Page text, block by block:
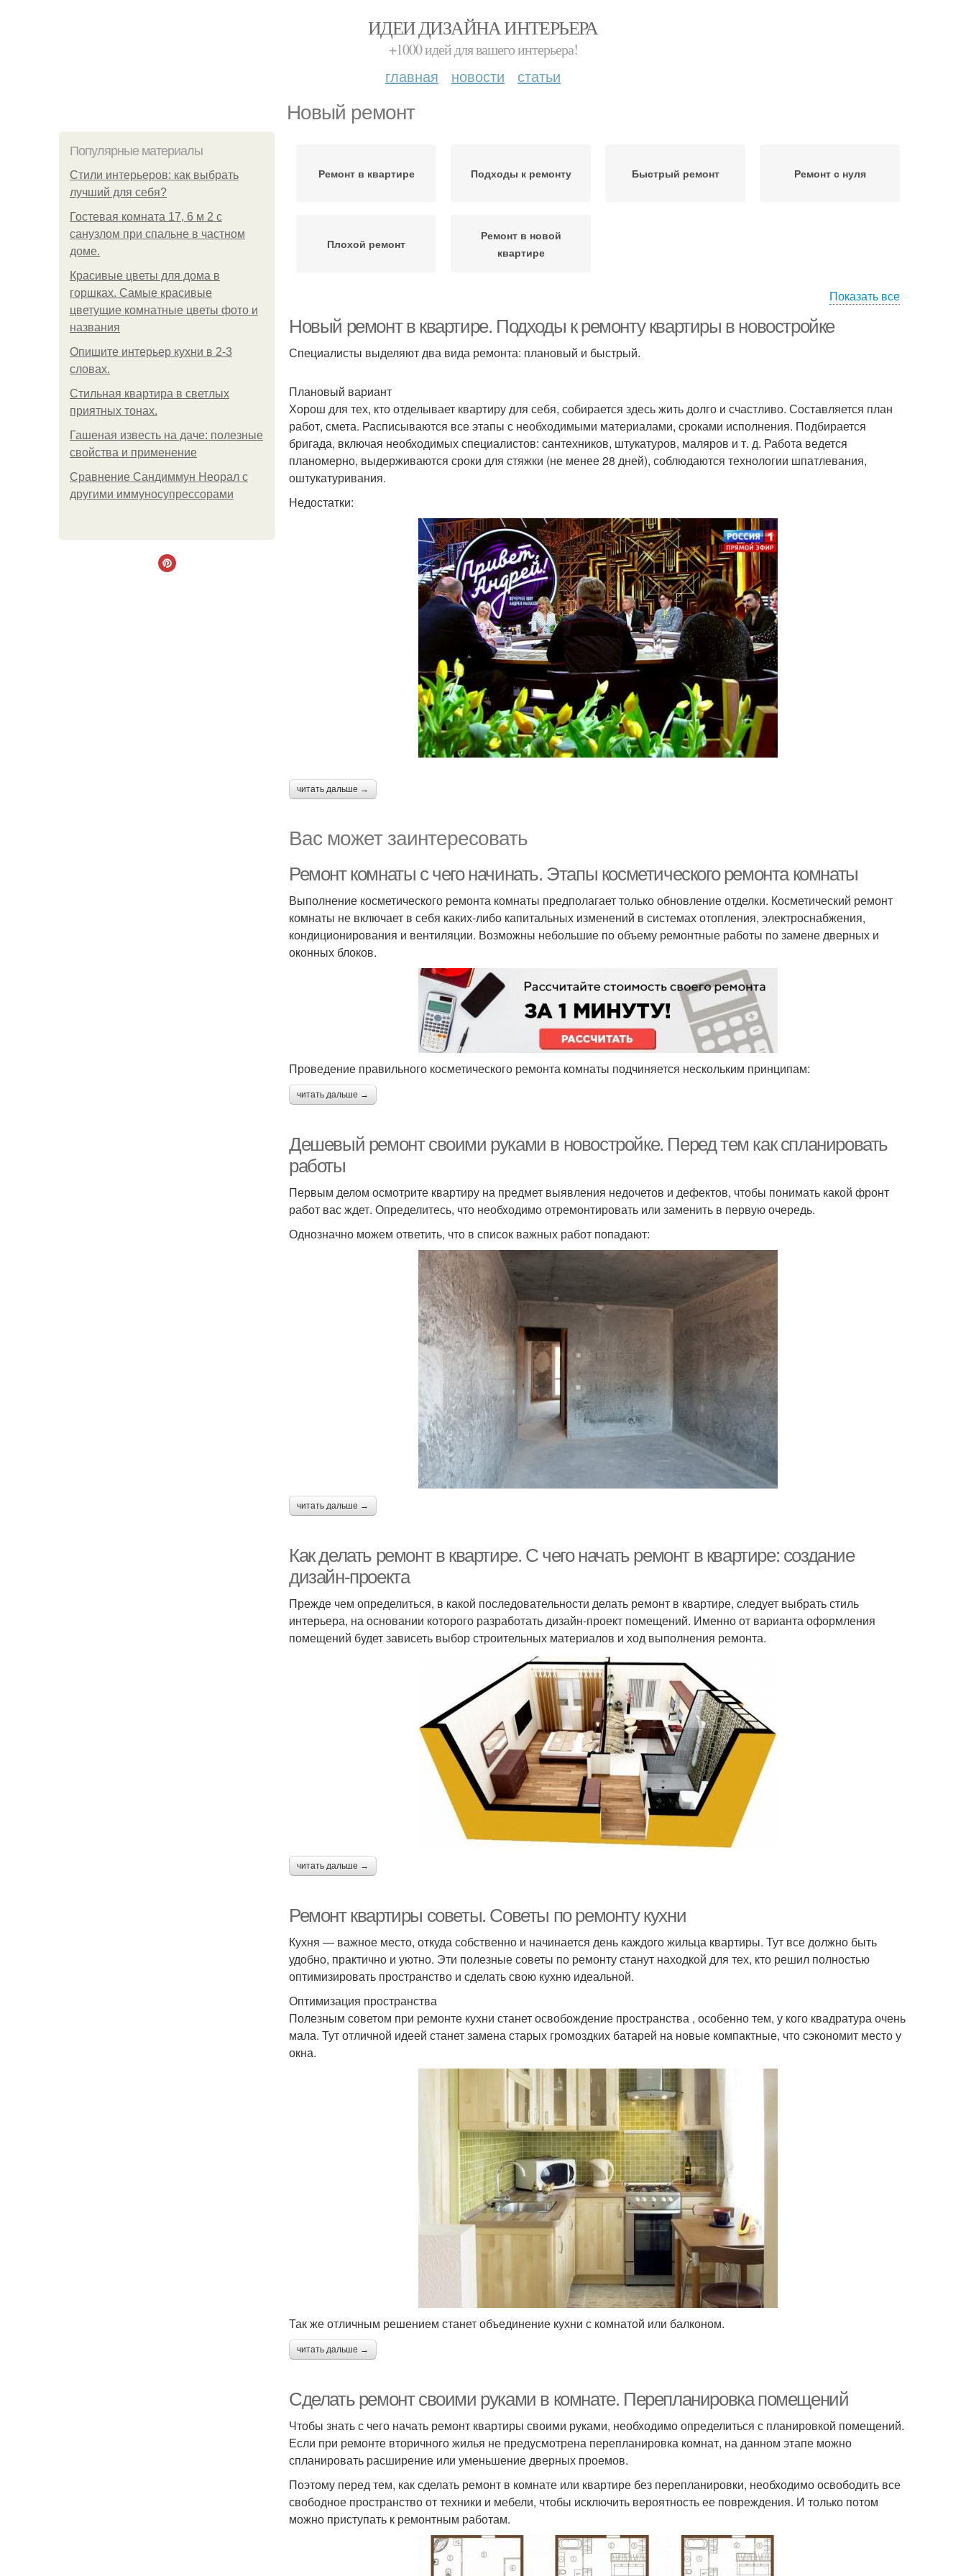
ИДЕИ ДИЗАЙНА ИНТЕРЬЕРА
+1000 идей для вашего интерьера!
главная новости статьи
Новый ремонт
Популярные материалы
Стили интерьеров: как выбрать
лучший для себя?
Гостевая комната 17, 6 м 2 с
санузлом при спальне в частном
доме.
Красивые цветы для дома в
горшках. Самые красивые
цветущие комнатные цветы фото и
названия
Опишите интерьер кухни в 2-3
словах.
Стильная квартира в светлых
приятных тонах.
Гашеная известь на даче: полезные
свойства и применение
Сравнение Сандиммун Неорал с
другими иммуносупрессорами
Ремонт в квартире Подходы к ремонту Быстрый ремонт Ремонт с нуля
Плохой ремонт
Ремонт в новой
квартире
Показать все
Новый ремонт в квартире. Подходы к ремонту квартиры в новостройке
Специалисты выделяют два вида ремонта: плановый и быстрый.
Плановый вариант
Хорош для тех, кто отделывает квартиру для себя, собирается здесь жить долго и счастливо. Составляется план
работ, смета. Расписываются все этапы с необходимыми материалами, сроками исполнения. Подбирается
бригада, включая необходимых специалистов: сантехников, штукатуров, маляров и т. д. Работа ведется
планомерно, выдерживаются сроки для стяжки (не менее 28 дней), соблюдаются технологии шпатлевания,
оштукатуривания.
Недостатки:
читать дальше →
Вас может заинтересовать
Ремонт комнаты с чего начинать. Этапы косметического ремонта комнаты
Выполнение косметического ремонта комнаты предполагает только обновление отделки. Косметический ремонт
комнаты не включает в себя каких-либо капитальных изменений в системах отопления, электроснабжения,
кондиционирования и вентиляции. Возможны небольшие по объему ремонтные работы по замене дверных и
оконных блоков.
Проведение правильного косметического ремонта комнаты подчиняется нескольким принципам:
читать дальше →
Дешевый ремонт своими руками в новостройке. Перед тем как спланировать
работы
Первым делом осмотрите квартиру на предмет выявления недочетов и дефектов, чтобы понимать какой фронт
работ вас ждет. Определитесь, что необходимо отремонтировать или заменить в первую очередь.
Однозначно можем ответить, что в список важных работ попадают:
читать дальше →
Как делать ремонт в квартире. С чего начать ремонт в квартире: создание
дизайн-проекта
Прежде чем определиться, в какой последовательности делать ремонт в квартире, следует выбрать стиль
интерьера, на основании которого разработать дизайн-проект помещений. Именно от варианта оформления
помещений будет зависеть выбор строительных материалов и ход выполнения ремонта.
читать дальше →
Ремонт квартиры советы. Советы по ремонту кухни
Кухня — важное место, откуда собственно и начинается день каждого жильца квартиры. Тут все должно быть
удобно, практично и уютно. Эти полезные советы по ремонту станут находкой для тех, кто решил полностью
оптимизировать пространство и сделать свою кухню идеальной.
Оптимизация пространства
Полезным советом при ремонте кухни станет освобождение пространства , особенно тем, у кого квадратура очень
мала. Тут отличной идеей станет замена старых громоздких батарей на новые компактные, что сэкономит место у
окна.
Так же отличным решением станет объединение кухни с комнатой или балконом.
читать дальше →
Сделать ремонт своими руками в комнате. Перепланировка помещений
Чтобы знать с чего начать ремонт квартиры своими руками, необходимо определиться с планировкой помещений.
Если при ремонте вторичного жилья не предусмотрена перепланировка комнат, на данном этапе можно
спланировать расширение или уменьшение дверных проемов.
Поэтому перед тем, как сделать ремонт в комнате или квартире без перепланировки, необходимо освободить все
свободное пространство от техники и мебели, чтобы исключить вероятность ее повреждения. И только потом
можно приступать к ремонтным работам.